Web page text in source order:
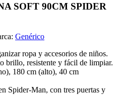
SOFT 90CM SPIDER
Genérico
ropa y accesorios de niños.
brillo, resistente y fácil de limpiar.
180 cm (alto), 40 cm
Spider-Man, con tres puertas y